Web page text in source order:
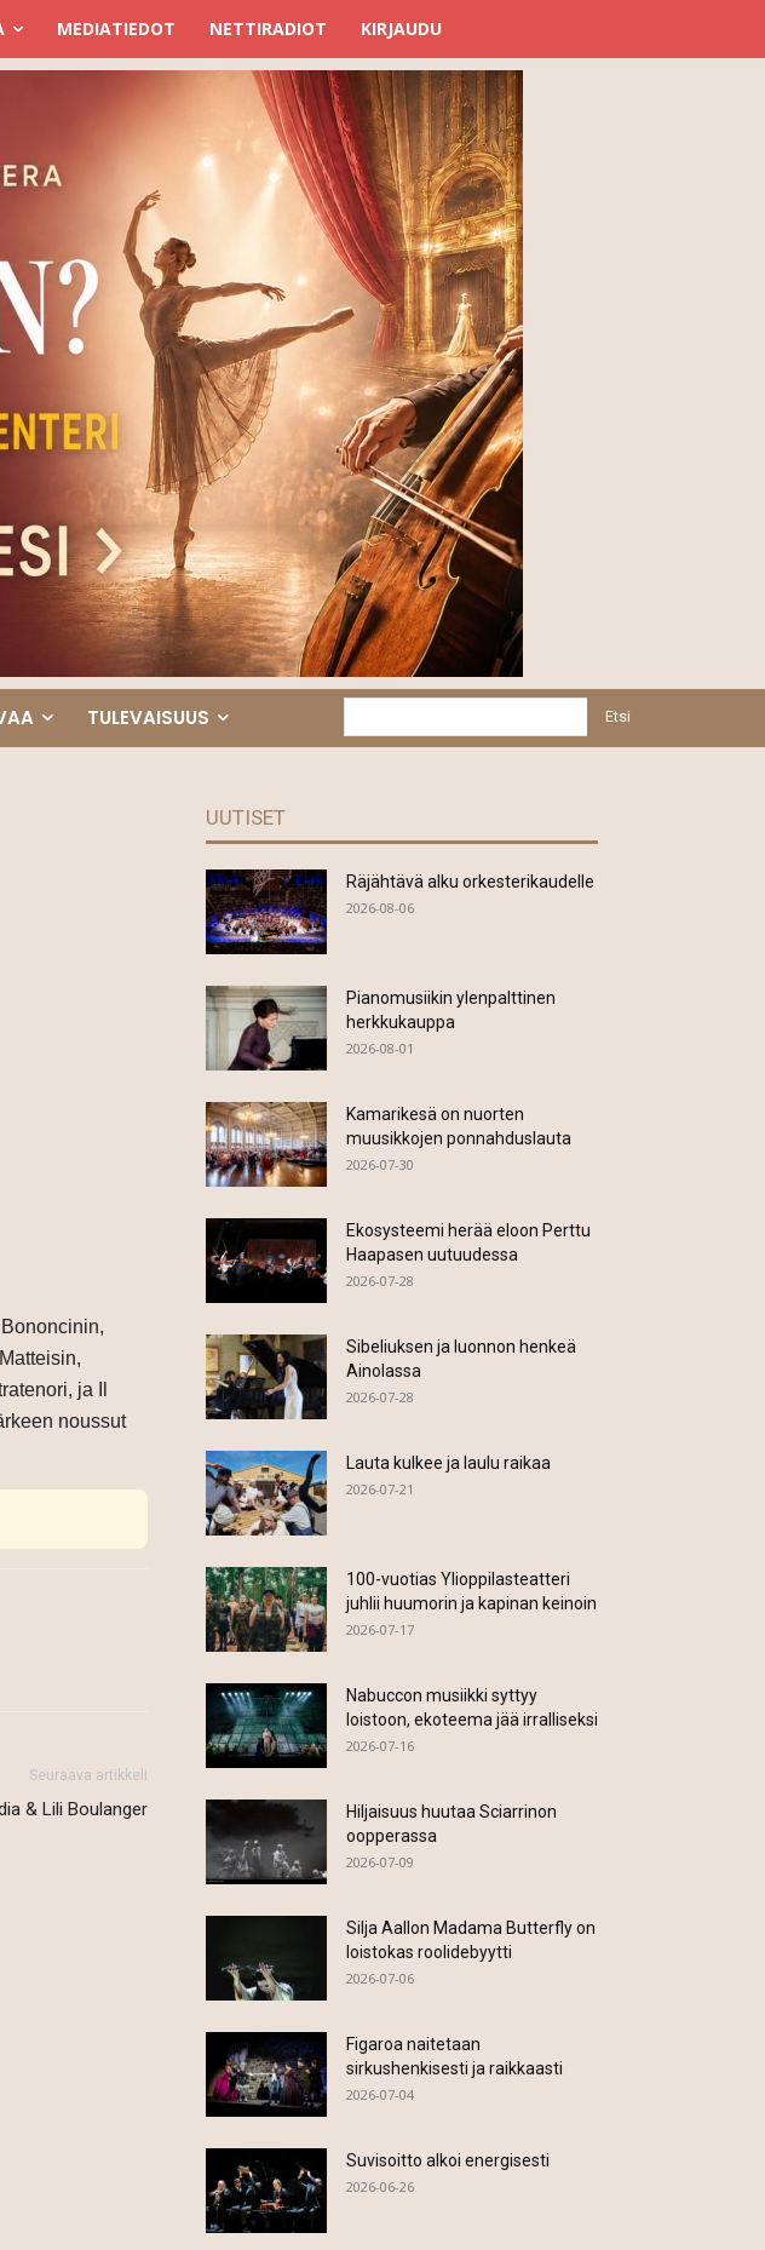
MEDIATIEDOT NETTIRADIOT KIRJAUDU
TULEVAISUUS Etsi
ja Il
noussut
Seuraava artikkeli
& Lili Boulanger
UUTISET
Räjähtävä alku orkesterikaudelle
2026-08-06
Pianomusiikin ylenpalttinen
herkkukauppa
2026-08-01
Kamarikesä on nuorten
muusikkojen ponnahduslauta
2026-07-30
Ekosysteemi herää eloon Perttu
Haapasen uutuudessa
2026-07-28
Sibeliuksen ja luonnon henkeä
Ainolassa
2026-07-28
Lauta kulkee ja laulu raikaa
2026-07-21
100-vuotias Ylioppilasteatteri
juhlii huumorin ja kapinan keinoin
2026-07-17
Nabuccon musiikki syttyy
loistoon, ekoteema jää irralliseksi
2026-07-16
Hiljaisuus huutaa Sciarrinon
oopperassa
2026-07-09
Silja Aallon Madama Butterfly on
loistokas roolidebyytti
2026-07-06
Figaroa naitetaan
sirkushenkisesti ja raikkaasti
2026-07-04
Suvisoitto alkoi energisesti
2026-06-26